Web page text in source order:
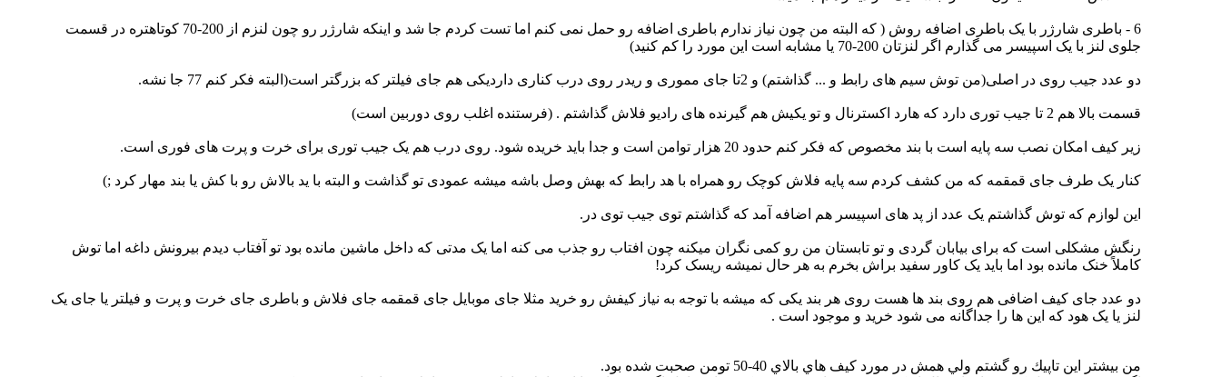
6 - باطری شارژر با یک باطری اضافه روش ( که البته من چون نیاز ندارم باطری اضافه رو حمل نمی کنم اما تست کردم جا شد و اینکه شارژر رو چون لنزم از 200-70 کوتاهتره در قسمت
جلوی لنز با یک اسپیسر می گذارم اگر لنزتان 200-70 یا مشابه است این مورد را کم کنید)
دو عدد جیب روی در اصلی(من توش سیم های رابط و ... گذاشتم) و 2تا جای مموری و ریدر روی درب کناری داردیکی هم جای فیلتر که بزرگتر است(البته فکر کنم 77 جا نشه.
قسمت بالا هم 2 تا جیب توری دارد که هارد اکسترنال و تو یکیش هم گیرنده های رادیو فلاش گذاشتم . (فرستنده اغلب روی دوربین است)
زیر کیف امکان نصب سه پایه است با بند مخصوص که فکر کنم حدود 20 هزار توامن است و جدا باید خریده شود. روی درب هم یک جیب توری برای خرت و پرت های فوری است.
کنار یک طرف جای قمقمه که من کشف کردم سه پایه فلاش کوچک رو همراه با هد رابط که بهش وصل باشه میشه عمودی تو گذاشت و البته با ید بالاش رو با کش یا بند مهار کرد ;)
این لوازم که توش گذاشتم یک عدد از پد های اسپیسر هم اضافه آمد که گذاشتم توی جیب توی در.
رنگش مشکلی است که برای بیابان گردی و تو تابستان من رو کمی نگران میکنه چون افتاب رو جذب می کنه اما یک مدتی که داخل ماشین مانده بود تو آفتاب دیدم بیرونش داغه اما توش
کاملاً خنک مانده بود اما باید یک کاور سفید براش بخرم به هر حال نمیشه ریسک کرد!
دو عدد جای کیف اضافی هم روی بند ها هست روی هر بند یکی که میشه با توجه به نیاز کیفش رو خرید مثلا جای موبایل جای قمقمه جای فلاش و باطری جای خرت و پرت و فیلتر یا جای یک
لنز یا یک هود که این ها را جداگانه می شود خرید و موجود است .
من بيشتر اين تاپيك رو گشتم ولي همش در مورد كيف هاي بالاي 40-50 تومن صحبت شده بود.